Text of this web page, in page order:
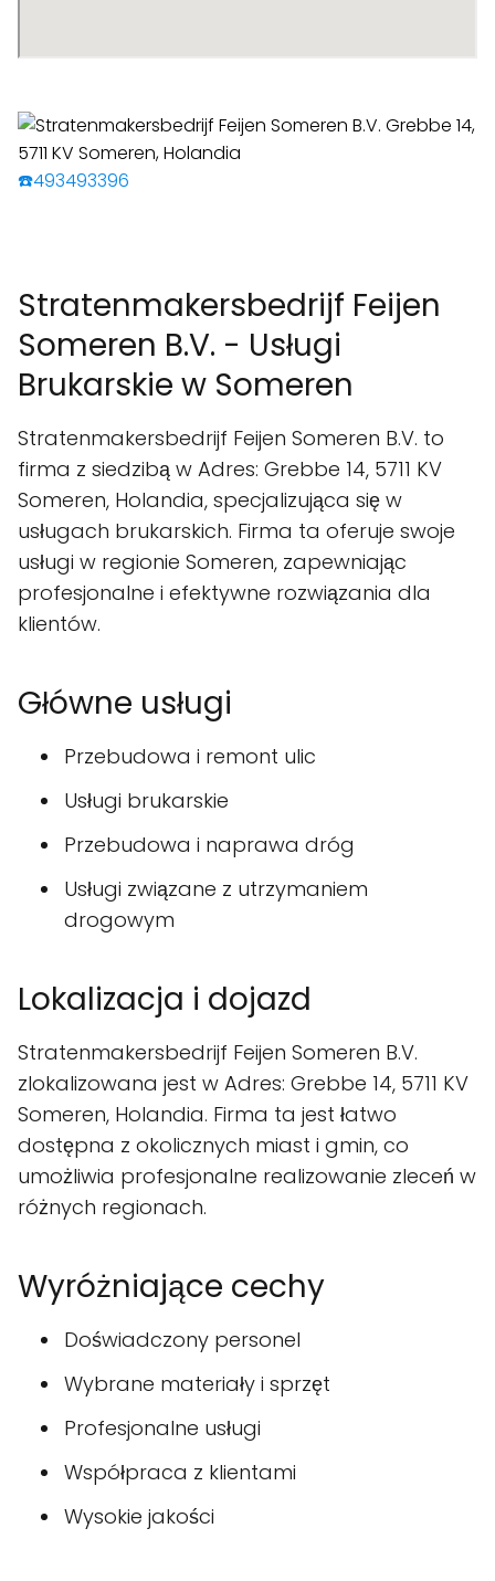
☎️493493396
Stratenmakersbedrijf Feijen
Someren B.V. - Usługi
Brukarskie w Someren
Stratenmakersbedrijf Feijen Someren B.V. to
firma z siedzibą w Adres: Grebbe 14, 5711 KV
Someren, Holandia, specjalizująca się w
usługach brukarskich. Firma ta oferuje swoje
usługi w regionie Someren, zapewniając
profesjonalne i efektywne rozwiązania dla
klientów.
Główne usługi
Przebudowa i remont ulic
Usługi brukarskie
Przebudowa i naprawa dróg
Usługi związane z utrzymaniem
drogowym
Lokalizacja i dojazd
Stratenmakersbedrijf Feijen Someren B.V.
zlokalizowana jest w Adres: Grebbe 14, 5711 KV
Someren, Holandia. Firma ta jest łatwo
dostępna z okolicznych miast i gmin, co
umożliwia profesjonalne realizowanie zleceń w
różnych regionach.
Wyróżniające cechy
Doświadczony personel
Wybrane materiały i sprzęt
Profesjonalne usługi
Współpraca z klientami
Wysokie jakości